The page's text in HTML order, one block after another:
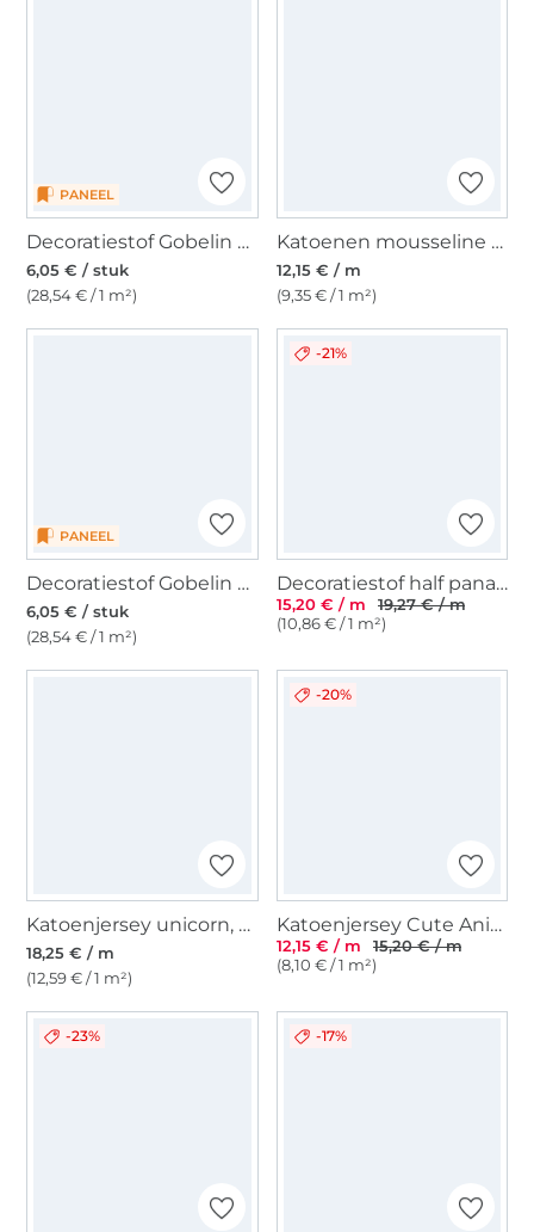
PANEEL
Decoratiestof Gobelin Fancy paneel Mystic Cat, 46 x 46 cm
6,05 € / stuk
(28,54 € / 1 m²)
Katoenen mousseline double gauze kleine slak, wit
12,15 € / m
(9,35 € / 1 m²)
PANEEL
Decoratiestof Gobelin paneel Running Horse, 46 x 46 cm
6,05 € / stuk
(28,54 € / 1 m²)
-21%
Decoratiestof half panama schattige honden, digitalprint
15,20 € / m
19,27 € / m
(10,86 € / 1 m²)
Katoenjersey unicorn, veelkleurig
18,25 € / m
(12,59 € / 1 m²)
-20%
Katoenjersey Cute Animals, koningsblauw
12,15 € / m
15,20 € / m
(8,10 € / 1 m²)
-23% -17%